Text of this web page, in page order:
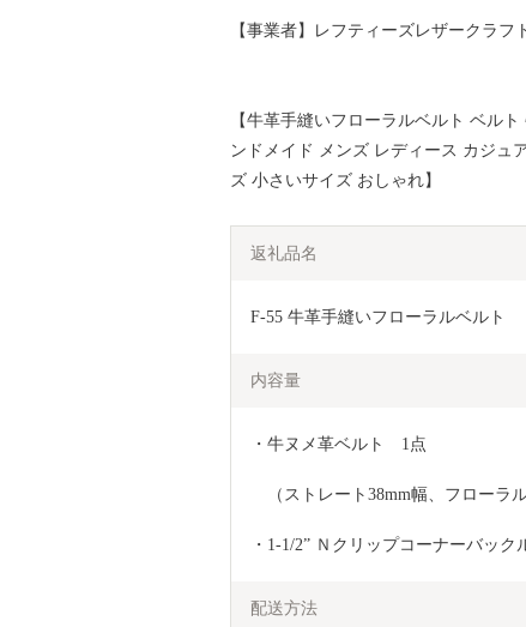
【事業者】レフティーズレザークラフ
【牛革手縫いフローラルベルト ベル
ンドメイド メンズ レディース カジュ
ズ 小さいサイズ おしゃれ】
返礼品名
F-55 牛革手縫いフローラルベルト
内容量
・牛ヌメ革ベルト　1点
（ストレート38mm幅、フローラル
・1-1/2” Ｎクリップコーナーバック
配送方法